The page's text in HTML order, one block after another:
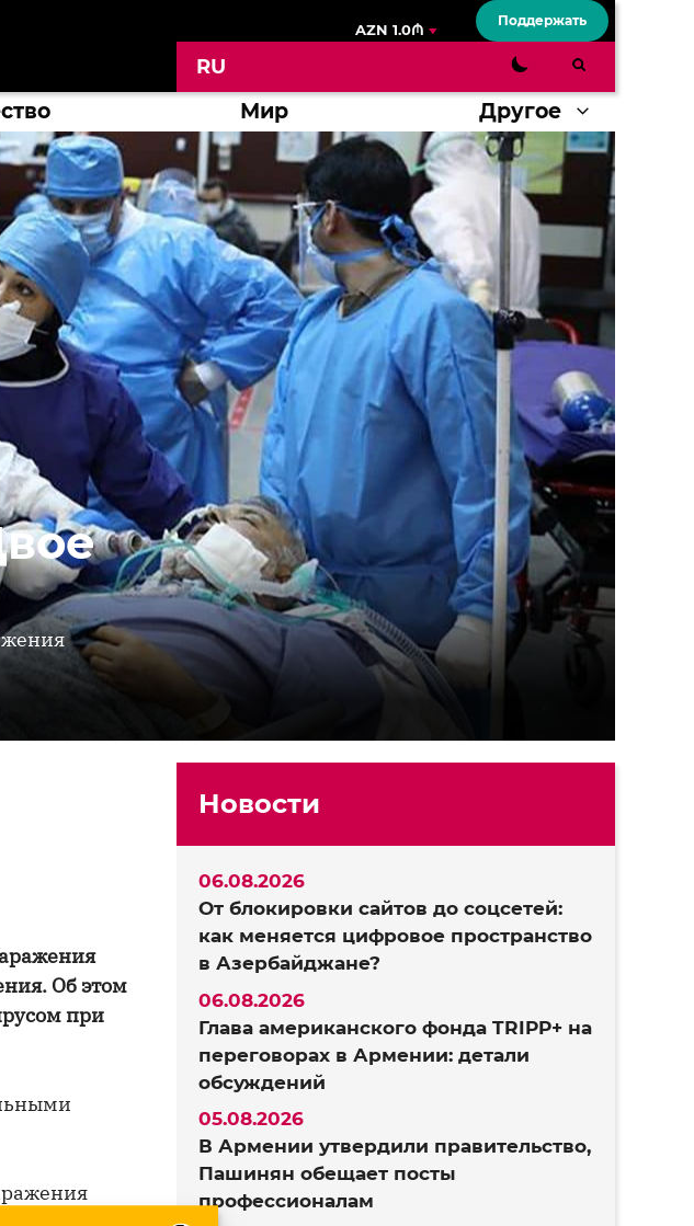
AZN 1.0₼
Поддержать
RU
Мир Другое
Об этом
при
Новости
От блокировки сайтов до соцсетей:
как меняется цифровое пространство
в Азербайджане?
06.08.2026
Глава американского фонда TRIPP+ на
переговорах в Армении: детали
обсуждений
06.08.2026
В Армении утвердили правительство,
Пашинян обещает посты
профессионалам
05.08.2026